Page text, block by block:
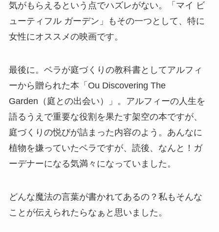
気がもらえるという点でハズレがない。「マイ ビ
ューティフル ガーデン」もその一つとして、特に
女性にオススメの映画です。
最後に。ベラが庭づくりの教科書としてアルフィ
ーから贈られた本「Ou Discovering The
Garden（庭との出会い）」。アルフィーの人生を
語るうえで重要な役割を果たす架空の本ですが、
庭づくりの悦びが詰まった内容のよう。あんなに
植物を嫌っていたベラですが、読後、なんと！ガ
ーデナーになる気満々になっていました。
どんな魔法の言葉が書かれてあるの？私もそんな
ことが伝えられたらなぁと思いました。